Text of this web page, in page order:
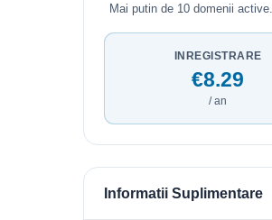
Mai putin de 10 domenii active.
INREGISTRARE
€8.29
/ an
Informatii Suplimentare